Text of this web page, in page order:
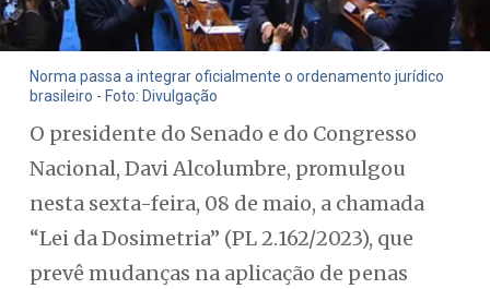
Norma passa a integrar oficialmente o ordenamento jurídico
brasileiro - Foto: Divulgação
O presidente do Senado e do Congresso
Nacional, Davi Alcolumbre, promulgou
nesta sexta-feira, 08 de maio, a chamada
“Lei da Dosimetria” (PL 2.162/2023), que
prevê mudanças na aplicação de penas